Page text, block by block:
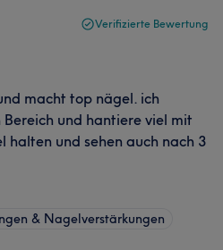
Verifizierte Bewertung
macht top nägel. ich
und hantiere viel mit
halten und sehen auch nach 3
& Nagelverstärkungen